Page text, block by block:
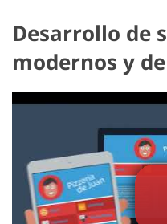
Desarrollo de
modernos y